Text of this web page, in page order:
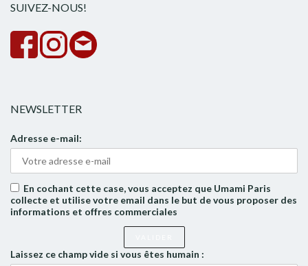
SUIVEZ-NOUS!
NEWSLETTER
Adresse e-mail:
En cochant cette case, vous acceptez que Umami Paris
collecte et utilise votre email dans le but de vous proposer des
informations et offres commerciales
Laissez ce champ vide si vous êtes humain :